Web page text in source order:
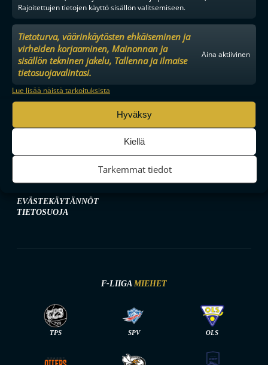
Rajoitettujen tietojen käyttö sisällön valitsemiseen.
Tietoturva, väärinkäytösten ehkäiseminen ja
virheiden korjaaminen, Mainonnan ja
sisällön tekninen jakelu, Tallenna ja ilmaise
tietosuojavalintasi.
Aina aktiivinen
Lue lisää näistä tarkoituksista
Hyväksy
Kiellä
Tarkemmat tiedot
MAAILMAN VIIHDYTTÄVINTÄ SALIBANDYA
SEURAA MEITÄ SOMESSA
MEDIALLE
YHTEISTYÖKUMPPANIKSI
BRÄNDI
EVÄSTEKÄYTÄNNÖT
TIETOSUOJA
F-LIIGA MIEHET
TPS SPV OLS